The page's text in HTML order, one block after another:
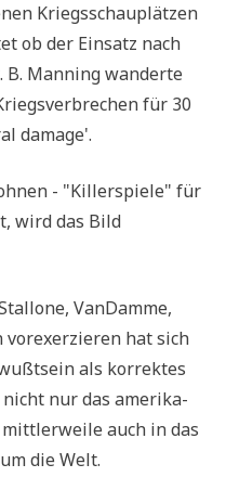
Kriegs­schau­plät­zen
ob der Ein­satz nach
Man­ning wan­der­te
für 30
damage'.
- "Kil­ler­spie­le" für
wird das Bild
Van­D­am­me,
hat sich
als kor­rek­tes
nicht nur das ame­ri­ka­
auch in das
die Welt.